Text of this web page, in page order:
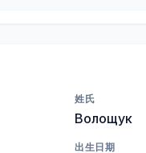
姓氏
Волощук
出生日期